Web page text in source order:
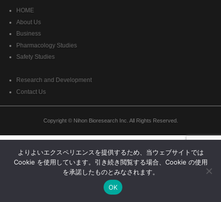
HOME
About Us
Business
Pharmacology Studies
Safety Studies
Research and Development
Contact Us
Copyright © Nihon Bioresearch Inc. All Rights Reserved.
よりよいエクスペリエンスを提供するため、当ウェブサイトでは
Cookie を使用しています。引き続き閲覧する場合、Cookie の使用
を承諾したものとみなされます。
OK